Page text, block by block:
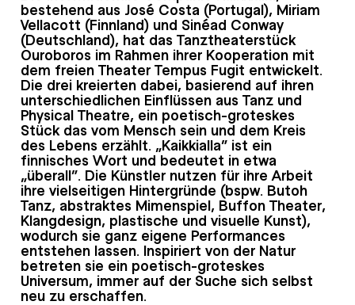
bestehend aus José Costa (Portugal), Miriam
Vellacott (Finnland) und Sinéad Conway
(Deutschland), hat das Tanztheaterstück
Ouroboros im Rahmen ihrer Kooperation mit
dem freien Theater Tempus Fugit entwickelt.
Die drei kreierten dabei, basierend auf ihren
unterschiedlichen Einflüssen aus Tanz und
Physical Theatre, ein poetisch-groteskes
Stück das vom Mensch sein und dem Kreis
des Lebens erzählt. „Kaikkialla“ ist ein
finnisches Wort und bedeutet in etwa
„überall“. Die Künstler nutzen für ihre Arbeit
ihre vielseitigen Hintergründe (bspw. Butoh
Tanz, abstraktes Mimenspiel, Buffon Theater,
Klangdesign, plastische und visuelle Kunst),
wodurch sie ganz eigene Performances
entstehen lassen. Inspiriert von der Natur
betreten sie ein poetisch-groteskes
Universum, immer auf der Suche sich selbst
neu zu erschaffen.